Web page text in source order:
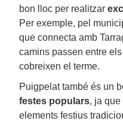
bon lloc per realitzar
Per exemple, pel
que connecta amb
camins passen entre
cobreixen el terme.
Puigpelat també és un
festes populars, ja
elements festius